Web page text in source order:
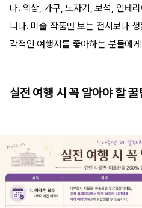
다. 의상, 가구, 도자기, 보석, 인테
니다. 미술 작품만 보는 전시보다
각적인 여행지를 좋아하는 분들에
실전 여행 시 꼭 알아야 할 꿀